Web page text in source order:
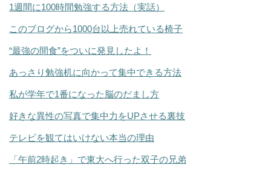
1週間に100時間勉強する方法（実話）
このブログから1000台以上売れている椅子
“最強の間食”をついに発見したよ！
あっさり勉強机に向かって集中できる方法
私が学年で1番になった脳のだまし方
好きな異性の写真で集中力をUPさせる裏技
テレビを観てはいけない本当の理由
「午前2時起き」で東大へ行った双子の兄弟